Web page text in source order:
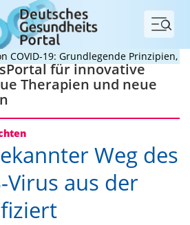
Menü
19: Grundlegende Prinzipien, die
für innovative
Therapien und neue
Weg des
Virus aus der